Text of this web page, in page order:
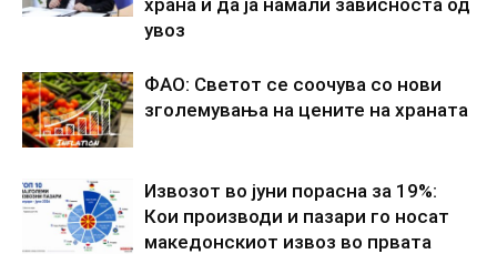
увоз
ФАО: Светот се соочува со нови
зголемувања на цените на храната
Извозот во јуни порасна за 19%:
Кои производи и пазари го носат
македонскиот извоз во првата